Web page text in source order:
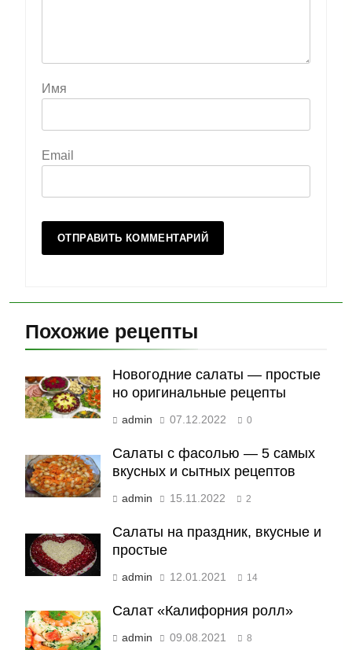
Имя
Email
Похожие рецепты
Новогодние салаты — простые
но оригинальные рецепты
admin 07.12.2022 0
Салаты с фасолью — 5 самых
вкусных и сытных рецептов
admin 15.11.2022 2
Салаты на праздник, вкусные и
простые
admin 12.01.2021 14
Салат «Калифорния ролл»
admin 09.08.2021 8